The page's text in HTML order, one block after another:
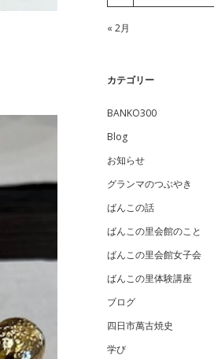
« 2月
カテゴリー
BANKO300
Blog
お知らせ
グランマのつぶやき
ばんこの話
ばんこの里会館のこと
ばんこの里会館女子会
ばんこの里体験講座
ブログ
四日市萬古焼史
学び